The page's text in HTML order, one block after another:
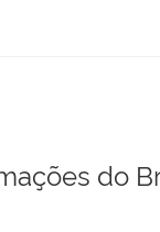
do